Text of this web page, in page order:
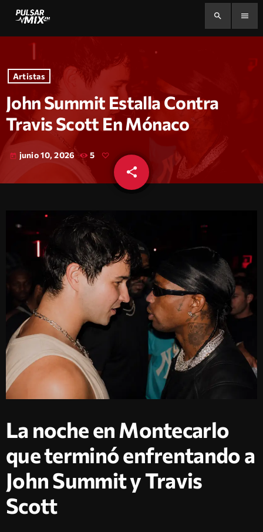
search menu
Artistas
John Summit Estalla Contra
Travis Scott En Mónaco
today junio 10, 2026 5
share
email
La noche en Montecarlo
que terminó enfrentando a
John Summit y Travis
Scott